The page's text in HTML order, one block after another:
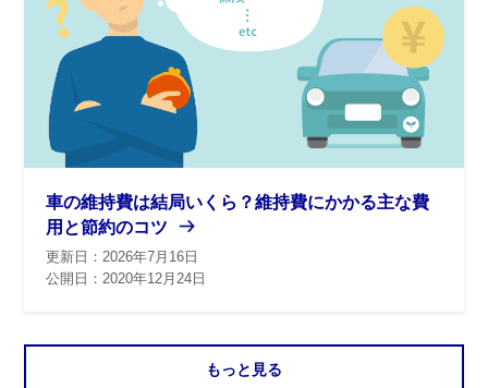
車の維持費は結局いくら？維持費にかかる主な費
用と節約のコツ
更新日：2026年7月16日
公開日：2020年12月24日
もっと見る